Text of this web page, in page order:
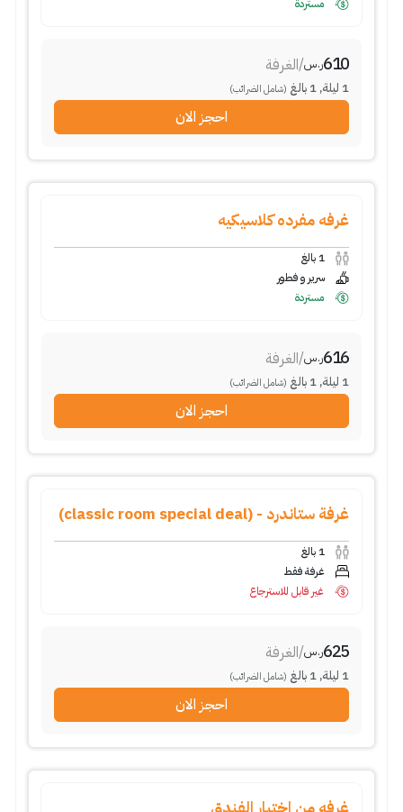
مستردة
610ر.س/الغرفة
1 ليلة,
1 بالغ (شامل الضرائب)
احجز الان
غرفه مفرده كلاسيكيه
1 بالغ
سرير و فطور
مستردة
616ر.س/الغرفة
1 ليلة,
1 بالغ (شامل الضرائب)
احجز الان
غرفة ستاندرد - (classic room special deal)
1 بالغ
غرفة فقط
غير قابل للاسترجاع
625ر.س/الغرفة
1 ليلة,
1 بالغ (شامل الضرائب)
احجز الان